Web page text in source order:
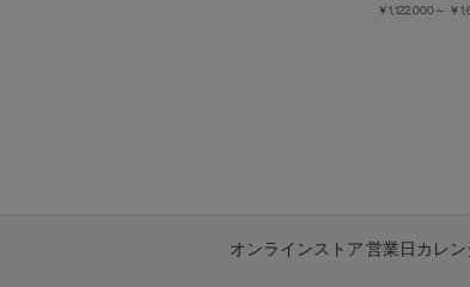
￥1,122,000～ ￥
オンラインストア 営業日カレン